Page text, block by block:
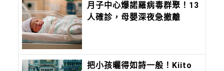
月子中心爆諾羅病毒群聚！13
人確診，母嬰深夜急撤離
把小孩曬得如詩一般！Kiito